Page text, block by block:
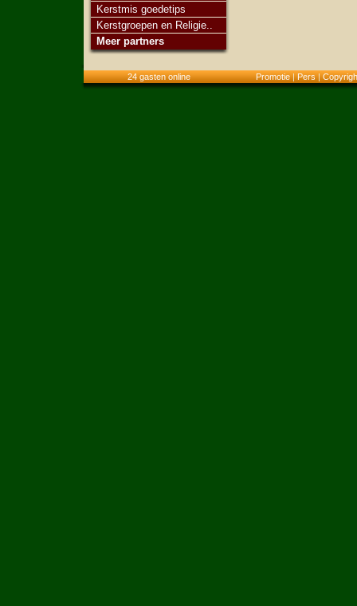
Kerstmis goedetips
Kerstgroepen en Religie..
Meer partners
24 gasten online Promotie|Pers|